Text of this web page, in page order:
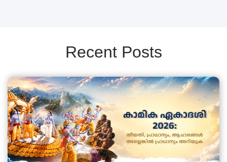
Recent Posts